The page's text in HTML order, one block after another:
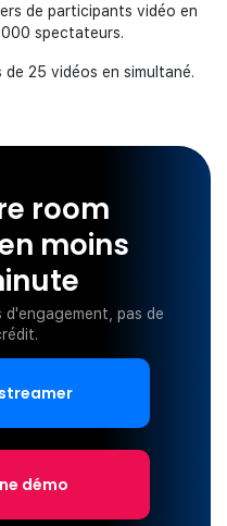
de participants vidéo en
spectateurs.
de 25 vidéos en simultané.
room
moins
d'engagement, pas de
démo